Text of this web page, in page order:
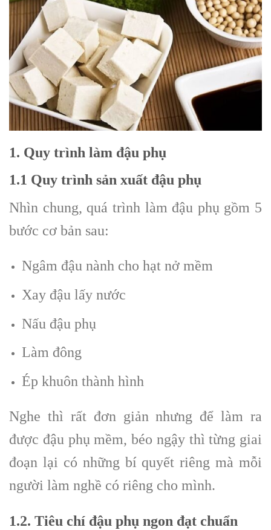
1. Quy trình làm đậu phụ
1.1 Quy trình sản xuất đậu phụ
Nhìn chung, quá trình làm đậu phụ gồm 5
bước cơ bản sau:
Ngâm đậu nành cho hạt nở mềm
Xay đậu lấy nước
Nấu đậu phụ
Làm đông
Ép khuôn thành hình
Nghe thì rất đơn giản nhưng để làm ra
được đậu phụ mềm, béo ngậy thì từng giai
đoạn lại có những bí quyết riêng mà mỗi
người làm nghề có riêng cho mình.
1.2. Tiêu chí đậu phụ ngon đạt chuẩn